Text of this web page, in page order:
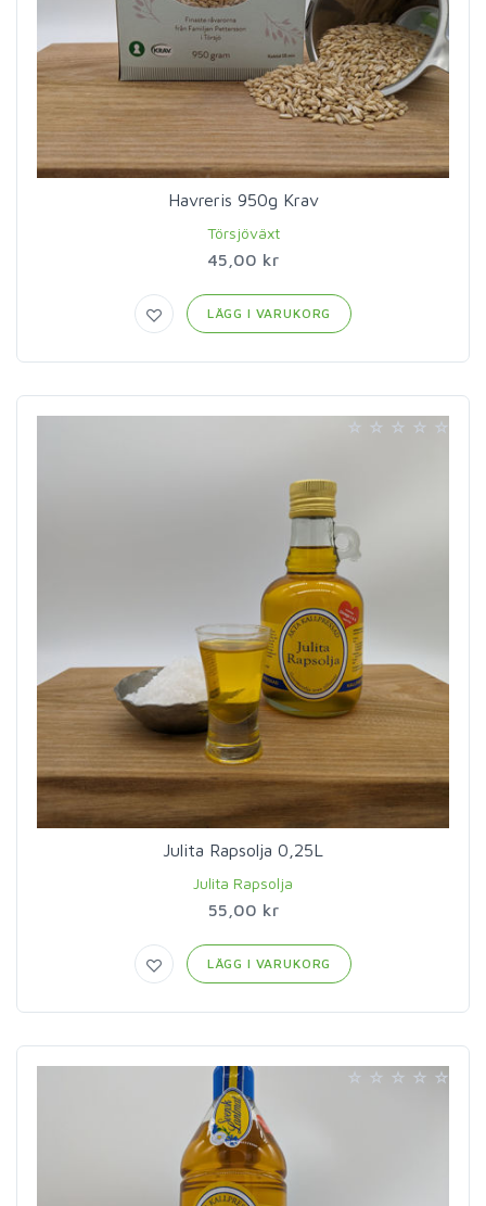
Havreris 950g Krav
Törsjöväxt
45,00 kr
LÄGG I VARUKORG
Julita Rapsolja 0,25L
Julita Rapsolja
55,00 kr
LÄGG I VARUKORG